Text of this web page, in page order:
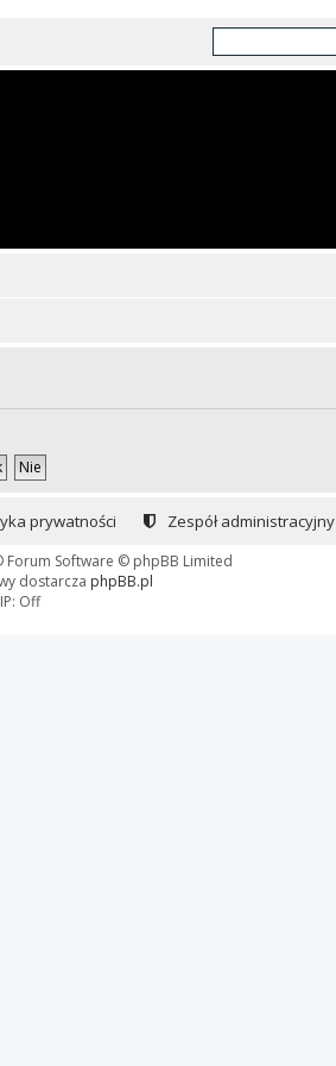
Zespół administracyjny
prywatności
Forum Software © phpBB Limited
dostarcza phpBB.pl
Off